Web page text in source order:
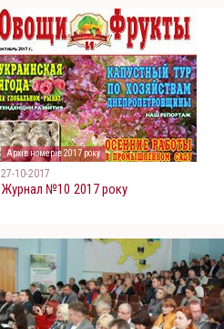
Архів номерів 2017 року
27-10-2017
Журнал №10 2017 року